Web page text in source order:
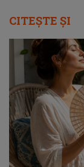
CITEȘTE ȘI